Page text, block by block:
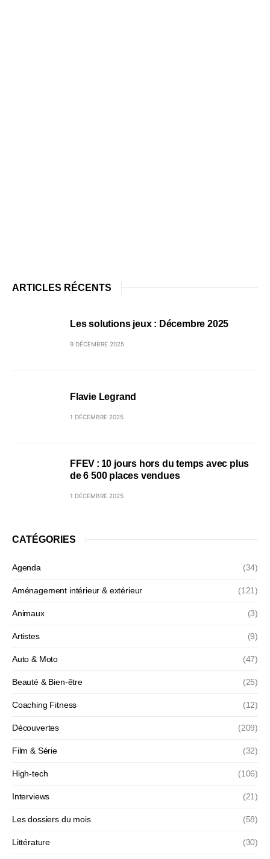
ARTICLES RÉCENTS
Les solutions jeux : Décembre 2025
9 DÉCEMBRE 2025
Flavie Legrand
1 DÉCEMBRE 2025
FFEV : 10 jours hors du temps avec plus
de 6 500 places vendues
1 DÉCEMBRE 2025
CATÉGORIES
Agenda (34)
Aménagement intérieur & extérieur (121)
Animaux (3)
Artistes (9)
Auto & Moto (47)
Beauté & Bien-être (25)
Coaching Fitness (12)
Découvertes (209)
Film & Série (32)
High-tech (106)
Interviews (21)
Les dossiers du mois (58)
Littérature (30)